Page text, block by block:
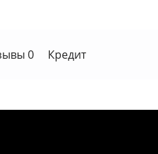
0 Кредит